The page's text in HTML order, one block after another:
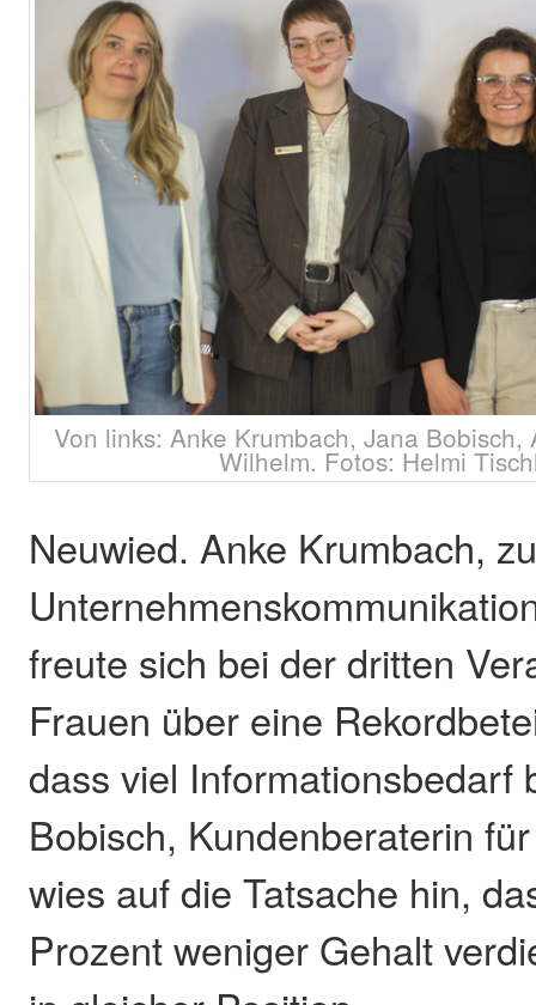
Von links: Anke Krumbach, Jana
Wilhelm. Fotos: Helmi
Neuwied. Anke Krumbach,
freute sich bei der dritten
Frauen über eine
dass viel Informationsbedarf
Bobisch, Kundenberaterin
wies auf die Tatsache hin,
Prozent weniger Gehalt